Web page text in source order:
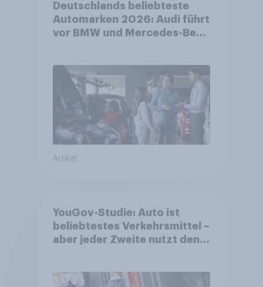
Deutschlands beliebteste
Automarken 2026: Audi führt
vor BMW und Mercedes-Benz
Artikel
YouGov-Studie: Auto ist
beliebtestes Verkehrsmittel –
aber jeder Zweite nutzt den